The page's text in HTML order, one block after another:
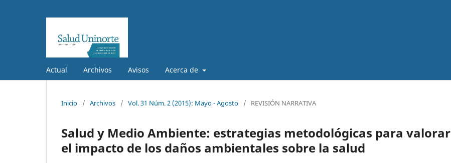
Actual Archivos Avisos Acerca de
Inicio / Archivos / Vol. 31 Núm. 2 (2015): Mayo - Agosto / REVISIÓN NARRATIVA
Salud y Medio Ambiente: estrategias metodológicas para valorar
el impacto de los daños ambientales sobre la salud